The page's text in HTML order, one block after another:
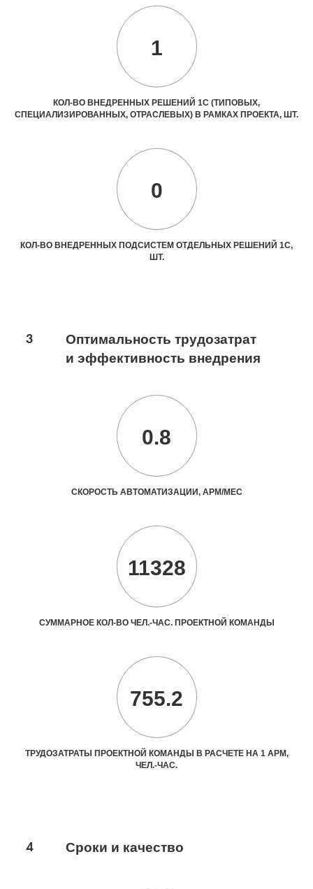
1
КОЛ-ВО ВНЕДРЕННЫХ РЕШЕНИЙ 1С (ТИПОВЫХ,
СПЕЦИАЛИЗИРОВАННЫХ, ОТРАСЛЕВЫХ) В РАМКАХ ПРОЕКТА, ШТ.
0
КОЛ-ВО ВНЕДРЕННЫХ ПОДСИСТЕМ ОТДЕЛЬНЫХ РЕШЕНИЙ 1С,
ШТ.
3
Оптимальность трудозатрат
и эффективность внедрения
0.8
СКОРОСТЬ АВТОМАТИЗАЦИИ, АРМ/МЕС
11328
СУММАРНОЕ КОЛ-ВО ЧЕЛ.-ЧАС. ПРОЕКТНОЙ КОМАНДЫ
755.2
ТРУДОЗАТРАТЫ ПРОЕКТНОЙ КОМАНДЫ В РАСЧЕТЕ НА 1 АРМ,
ЧЕЛ.-ЧАС.
4 Сроки и качество